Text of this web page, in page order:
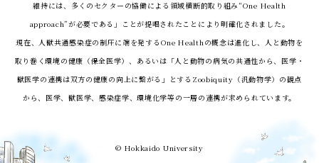
維持には、 多くのセクターの協働による領域横断的取り組み“One Health
approach”が必要である」ことが提唱されたことにより明確化されました。
現在、人獣共通感染症の制圧に端を発するOne Healthの概念は進化し、人と動物を
取り巻く環境の健康（保全医学）、 あるいは「人と動物の病気の共通性から、医学・
獣医学の連携は双方の健康の向上に繋がる」とするZoobiquity（汎動物学）の観点
から、 医学、獣医学、感染症学、環境化学等の一層の連携が求められています。
© Hokkaido University